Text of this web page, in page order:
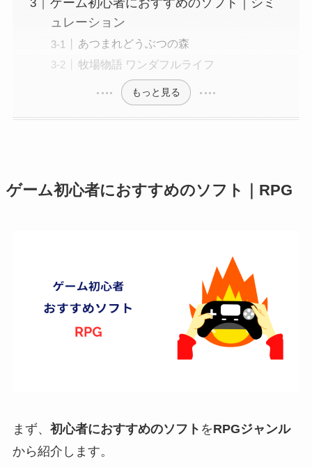
ゲーム初心者におすすめのソフト｜シミ
ュレーション
あつまれどうぶつの森
牧場物語 ワンダフルライフ
もっと見る
ゲーム初心者におすすめのソフト｜RPG
まず、 初心者におすすめのソフト をRPGジャンル
から紹介します。